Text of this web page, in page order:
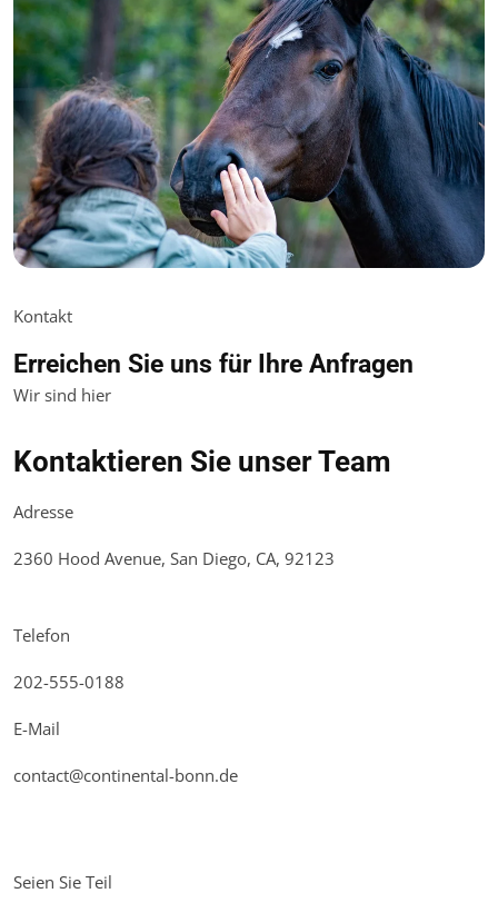
Kontakt
Erreichen Sie uns für Ihre Anfragen
Wir sind hier
Kontaktieren Sie unser Team
Adresse
2360 Hood Avenue, San Diego, CA, 92123
Telefon
202-555-0188
E-Mail
contact@continental-bonn.de
Seien Sie Teil